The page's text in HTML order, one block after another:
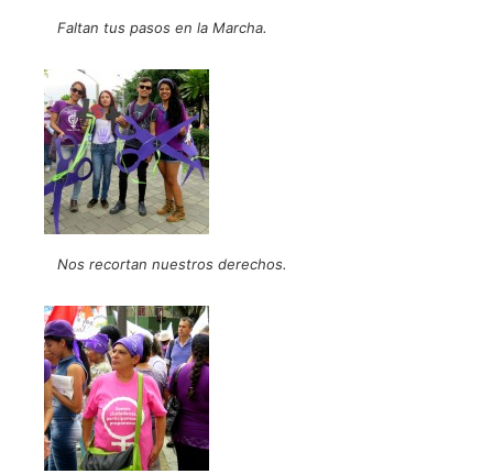
Faltan tus pasos en la Marcha.
Nos recortan nuestros derechos.